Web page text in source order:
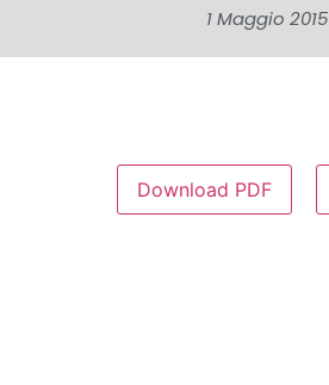
1 Maggio 2015
Download PDF